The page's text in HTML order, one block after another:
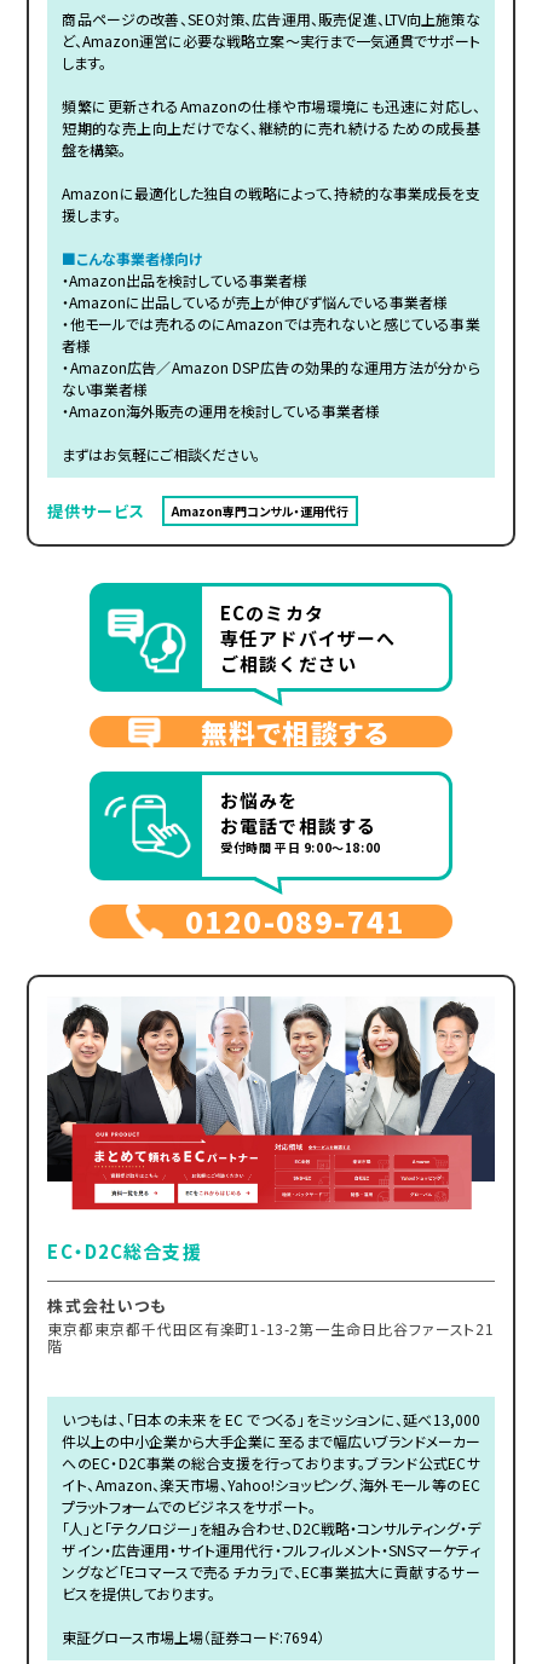
商品ページの改善、SEO対策、広告運用、販売促進、LTV向上施策な
ど、Amazon運営に必要な戦略立案〜実行まで一気通貫でサポート
します。
頻繁に更新されるAmazonの仕様や市場環境にも迅速に対応し、
短期的な売上向上だけでなく、継続的に売れ続けるための成長基
盤を構築。
Amazonに最適化した独自の戦略によって、持続的な事業成長を支
援します。
■こんな事業者様向け
・Amazon出品を検討している事業者様
・Amazonに出品しているが売上が伸びず悩んでいる事業者様
・他モールでは売れるのにAmazonでは売れないと感じている事業
者様
・Amazon広告／Amazon DSP広告の効果的な運用方法が分から
ない事業者様
・Amazon海外販売の運用を検討している事業者様
まずはお気軽にご相談ください。
提供サービス Amazon専門コンサル・運用代行
ECのミカタ
専任アドバイザーへ
ご相談ください
無料で相談する
お悩みを
お電話で相談する
受付時間 平日 9:00～18:00
0120-089-741
EC・D2C総合支援
株式会社いつも
東京都東京都千代田区有楽町1-13-2第一生命日比谷ファースト21
階
いつもは、「日本の未来を EC でつくる」をミッションに、延べ13,000
件以上の中小企業から大手企業に至るまで幅広いブランドメーカー
へのEC・D2C事業の総合支援を行っております。ブランド公式ECサ
イト、Amazon、楽天市場、Yahoo!ショッピング、海外モール等のEC
プラットフォームでのビジネスをサポート。
「人」と「テクノロジー」を組み合わせ、D2C戦略・コンサルティング・デ
ザイン・広告運用・サイト運用代行・フルフィルメント・SNSマーケティ
ングなど「Eコマースで売るチカラ」で、EC事業拡大に貢献するサー
ビスを提供しております。
東証グロース市場上場（証券コード:7694）